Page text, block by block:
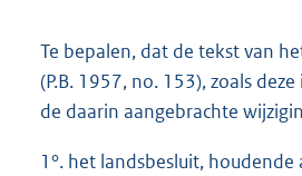
Te bepalen, dat de tekst van
(P.B. 1957, no. 153), zoals
de daarin aangebrachte
1°. het landsbesluit, houdende